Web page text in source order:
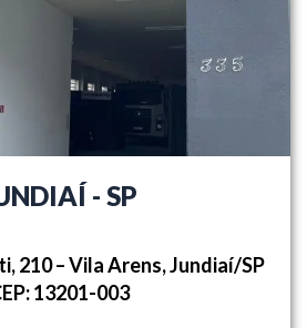
- SP
210 – Vila Arens, Jundiaí/SP
13201-003